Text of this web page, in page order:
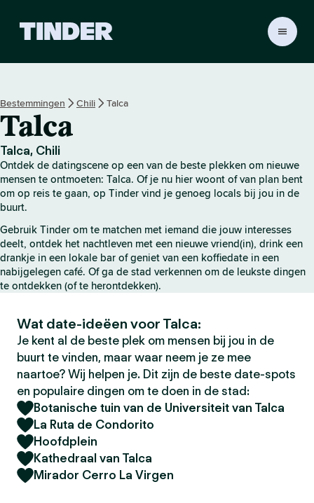
r
e
p
a
n
a
Bestemmingen Chili Talca
Talca
Talca, Chili
Ontdek de datingscene op een van de beste plekken om nieuwe
mensen te ontmoeten: Talca. Of je nu hier woont of van plan bent
om op reis te gaan, op Tinder vind je genoeg locals bij jou in de
buurt.
Gebruik Tinder om te matchen met iemand die jouw interesses
deelt, ontdek het nachtleven met een nieuwe vriend(in), drink een
drankje in een lokale bar of geniet van een koffiedate in een
nabijgelegen café. Of ga de stad verkennen om de leukste dingen
te ontdekken (of te herontdekken).
Wat date-ideëen voor Talca:
Je kent al de beste plek om mensen bij jou in de
buurt te vinden, maar waar neem je ze mee
naartoe? Wij helpen je. Dit zijn de beste date-spots
en populaire dingen om te doen in de stad:
Botanische tuin van de Universiteit van Talca
La Ruta de Condorito
Hoofdplein
Kathedraal van Talca
Mirador Cerro La Virgen